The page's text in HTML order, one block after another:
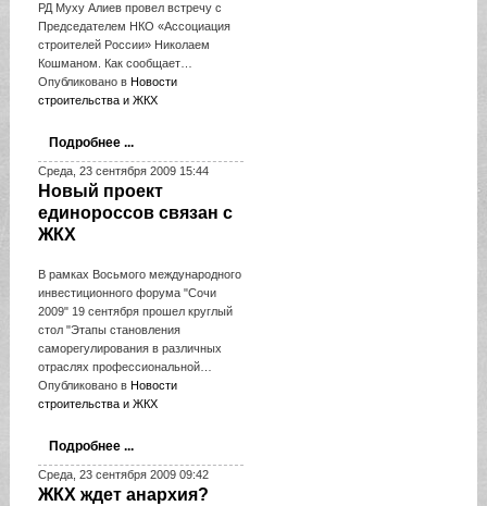
РД Муху Алиев провел встречу с
Председателем НКО «Ассоциация
строителей России» Николаем
Кошманом. Как сообщает…
Опубликовано в Новости
строительства и ЖКХ
Подробнее ...
Среда, 23 сентября 2009 15:44
Новый проект
единороссов связан с
ЖКХ
В рамках Восьмого международного
инвестиционного форума "Сочи
2009" 19 сентября прошел круглый
стол "Этапы становления
саморегулирования в различных
отраслях профессиональной…
Опубликовано в Новости
строительства и ЖКХ
Подробнее ...
Среда, 23 сентября 2009 09:42
ЖКХ ждет анархия?